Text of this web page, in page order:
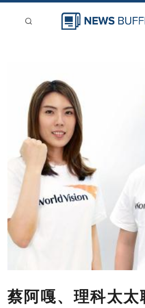
登入
刊登
蔡阿嘎、理科太太